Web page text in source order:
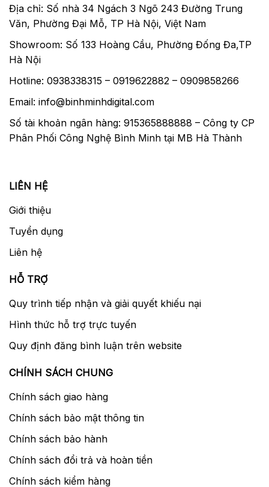
phản. Nikon chỉ sử dụng tính năng dò tìm
tương phản tập trung cho Chế độ xem trực
tiếp và quay video trong máy ảnh DSLR , vì
vậy đây là bước quan trọng đối với công ty
Có 493 điểm AF và khoảng 90% diện tích
DSLR sẽ thấy rằng một cải tiến lớn vì nó có
nghĩa là bạn có thể tập trung rất gần với các
cạnh của khung.
Là một chiếc máy ảnh mirrorless, Z7 có một
khung ngắm điện tử (EVF) thay vì một kính
ngắm quang học. Nikon tuyên bố rằng đây là
không phải là EVF tốt nhất hiện có. Đó là
thiết bị QVGA 3.6million-dot ấn tượng và
có độ phóng đại 0,8x. Lớp phủ flo giúp ngăn
bụi tích tụ và EVF được thiết kế để giảm
quang sai màu.
Địa chỉ: Số nhà 34 Ngách 3 Ngõ 243 Đường Trung
Văn, Phường Đại Mỗ, TP Hà Nội, Việt Nam
Showroom: Số 133 Hoàng Cầu, Phường Đống Đa,TP
Hà Nội
Hotline: 0938338315 – 0919622882 – 0909858266
Email: info@binhminhdigital.com
Số tài khoản ngân hàng: 915365888888 – Công ty CP
Phân Phối Công Nghệ Bình Minh tại MB Hà Thành
LIÊN HỆ
Giới thiệu
Tuyển dụng
Liên hệ
HỖ TRỢ
Quy trình tiếp nhận và giải quyết khiếu nại
Hình thức hỗ trợ trực tuyến
Quy định đăng bình luận trên website
CHÍNH SÁCH CHUNG
Chính sách giao hàng
Chính sách bảo mật thông tin
Chính sách bảo hành
Chính sách đổi trả và hoàn tiền
Chính sách kiểm hàng